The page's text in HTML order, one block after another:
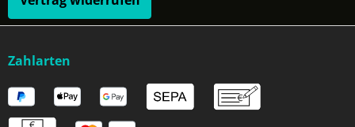
Zahlarten